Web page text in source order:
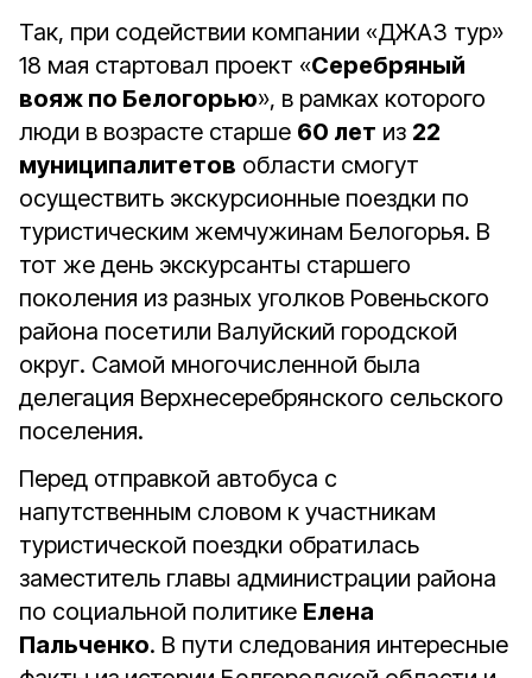
Так, при содействии компании «ДЖАЗ тур»
18 мая стартовал проект «Серебряный
вояж по Белогорью», в рамках которого
люди в возрасте старше 60 лет из 22
муниципалитетов области смогут
осуществить экскурсионные поездки по
туристическим жемчужинам Белогорья. В
тот же день экскурсанты старшего
поколения из разных уголков Ровеньского
района посетили Валуйский городской
округ. Самой многочисленной была
делегация Верхнесеребрянского сельского
поселения.
Перед отправкой автобуса с
напутственным словом к участникам
туристической поездки обратилась
заместитель главы администрации района
по социальной политике Елена
Пальченко. В пути следования интересные